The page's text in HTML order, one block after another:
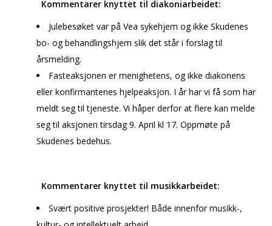
Kommentarer knyttet til diakoniarbeidet:
Julebesøket var på Vea sykehjem og ikke Skudenes
bo- og behandlingshjem slik det står i forslag til
årsmelding.
Fasteaksjonen er menighetens, og ikke diakonens
eller konfirmantenes hjelpeaksjon. I år har vi få som har
meldt seg til tjeneste. Vi håper derfor at flere kan melde
seg til aksjonen tirsdag 9. April kl 17. Oppmøte på
Skudenes bedehus.
Kommentarer knyttet til musikkarbeidet:
Svært positive prosjekter! Både innenfor musikk-,